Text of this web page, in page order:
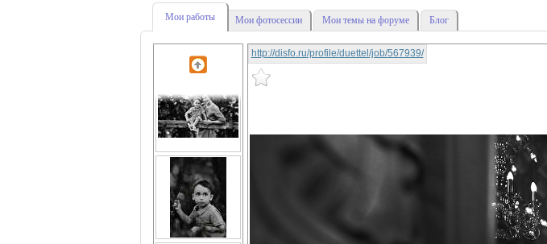
Мои работы Мои фотосессии Мои темы на форуме Блог
http://disfo.ru/profile/duettel/job/567939/